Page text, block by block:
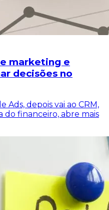
marketing e
decisões no
Ads, depois vai ao CRM,
financeiro, abre mais